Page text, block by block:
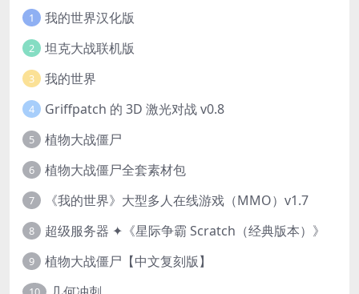
1 我的世界汉化版
2 坦克大战联机版
3 我的世界
4 Griffpatch 的 3D 激光对战 v0.8
5 植物大战僵尸
6 植物大战僵尸全套素材包
7 《我的世界》大型多人在线游戏（MMO）v1.7
8 超级服务器 ✦《星际争霸 Scratch（经典版本）》
9 植物大战僵尸【中文复刻版】